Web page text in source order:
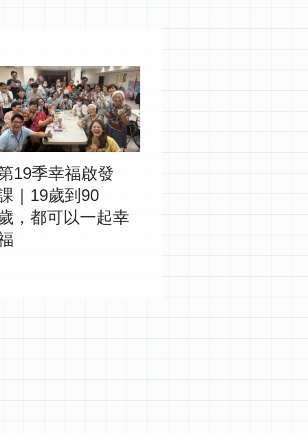
19季幸福啟發
｜19歲到90
，都可以一起幸